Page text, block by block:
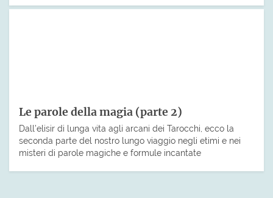
Le parole della magia (parte 2)
Dall’elisir di lunga vita agli arcani dei Tarocchi, ecco la
seconda parte del nostro lungo viaggio negli etimi e nei
misteri di parole magiche e formule incantate